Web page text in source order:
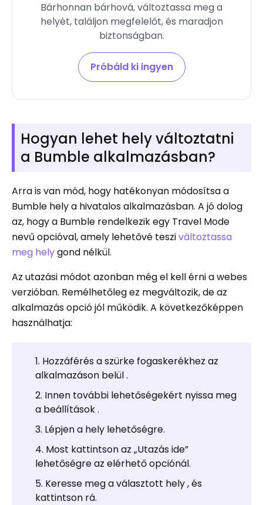
Bárhonnan bárhová, változtassa meg a
helyét, találjon megfelelőt, és maradjon
biztonságban.
Próbáld ki ingyen
Hogyan lehet hely változtatni
a Bumble alkalmazásban?
Arra is van mód, hogy hatékonyan módosítsa a
Bumble hely a hivatalos alkalmazásban. A jó dolog
az, hogy a Bumble rendelkezik egy Travel Mode
nevű opcióval, amely lehetővé tesziváltoztassa
meg helygond nélkül.
Az utazási módot azonban még el kell érni a webes
verzióban. Remélhetőleg ez megváltozik, de az
alkalmazás opció jól működik. A következőképpen
használhatja:
Hozzáférés a szürke fogaskerékhez az
alkalmazáson belül .
Innen további lehetőségekért nyissa meg
a beállítások .
Lépjen a hely lehetőségre.
Most kattintson az „Utazás ide”
lehetőségre az elérhető opciónál.
Keresse meg a választott hely , és
kattintson rá.